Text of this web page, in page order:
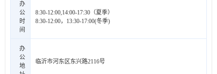
办
公
时
间
8:30-12:00,14:00-17:30（夏季）
8:30-12:00，13:30-17:00(冬季)
办
公
地
临沂市河东区东兴路2116号